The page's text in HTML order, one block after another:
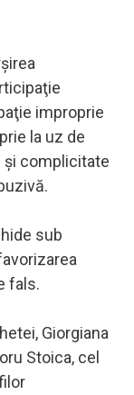
improprie
la uz de
şi complicitate
sub
fals.
Giorgiana
Stoica, cel